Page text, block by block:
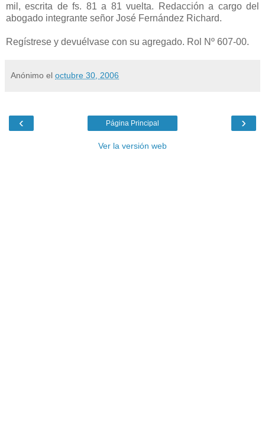
mil, escrita de fs. 81 a 81 vuelta. Redacción a cargo del
abogado integrante señor José Fernández Richard.
Regístrese y devuélvase con su agregado. Rol Nº 607-00.
Anónimo el octubre 30, 2006
‹ ›
Página Principal
Ver la versión web